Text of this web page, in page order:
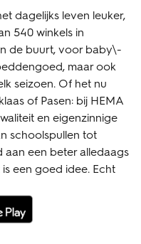
dagelijks leven leuker,
540 winkels in
de buurt, voor baby\-
maar ook
seizoen. Of het nu
of Pasen: bij HEMA
en eigenzinnige
schoolspullen tot
aan een beter alledaags
een goed idee. Echt